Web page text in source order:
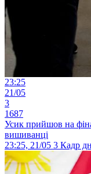
23:25
21/05
3
1687
Усик прийшов на
вишиванці
23:25, 21/05 3 Кадр